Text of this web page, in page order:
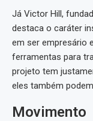
Já Victor Hill,
destaca o caráter
em ser empresário
ferramentas para
projeto tem
eles também
Movimento